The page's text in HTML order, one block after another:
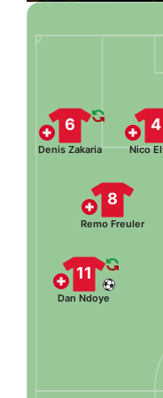
4
Nico
6
Denis Zakaria
8
Remo Freuler
11
Dan Ndoye